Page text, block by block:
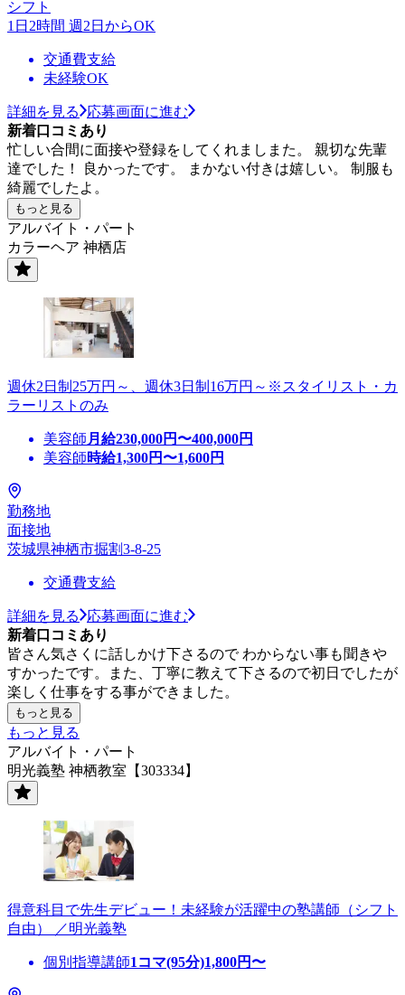
シフト
1日2時間 週2日からOK
交通費支給
未経験OK
詳細を見る
応募画面に進む
新着口コミあり
忙しい合間に面接や登録をしてくれましまた。 親切な先輩
達でした！ 良かったです。 まかない付きは嬉しい。 制服も
綺麗でしたよ。
もっと見る
アルバイト・パート
カラーヘア 神栖店
週休2日制25万円～、週休3日制16万円～※スタイリスト・カ
ラーリストのみ
美容師 月給230,000円〜400,000円
美容師時給1,300円〜1,600円
勤務地
面接地
茨城県神栖市掘割3-8-25
交通費支給
詳細を見る
応募画面に進む
新着口コミあり
皆さん気さくに話しかけ下さるので わからない事も聞きや
すかったです。また、丁寧に教えて下さるので初日でしたが
楽しく仕事をする事ができました。
もっと見る
もっと見る
アルバイト・パート
明光義塾 神栖教室【303334】
得意科目で先生デビュー！未経験が活躍中の塾講師（シフト
自由） ／明光義塾
個別指導講師1コマ(95分)1,800円〜